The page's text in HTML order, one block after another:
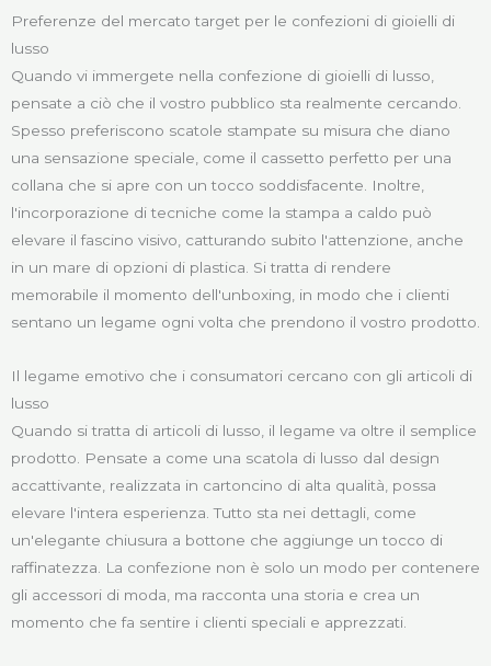
Preferenze del mercato target per le confezioni di gioielli di
lusso
Quando vi immergete nella confezione di gioielli di lusso,
pensate a ciò che il vostro pubblico sta realmente cercando.
Spesso preferiscono scatole stampate su misura che diano
una sensazione speciale, come il cassetto perfetto per una
collana che si apre con un tocco soddisfacente. Inoltre,
l'incorporazione di tecniche come la stampa a caldo può
elevare il fascino visivo, catturando subito l'attenzione, anche
in un mare di opzioni di plastica. Si tratta di rendere
memorabile il momento dell'unboxing, in modo che i clienti
sentano un legame ogni volta che prendono il vostro prodotto.
Il legame emotivo che i consumatori cercano con gli articoli di
lusso
Quando si tratta di articoli di lusso, il legame va oltre il semplice
prodotto. Pensate a come una scatola di lusso dal design
accattivante, realizzata in cartoncino di alta qualità, possa
elevare l'intera esperienza. Tutto sta nei dettagli, come
un'elegante chiusura a bottone che aggiunge un tocco di
raffinatezza. La confezione non è solo un modo per contenere
gli accessori di moda, ma racconta una storia e crea un
momento che fa sentire i clienti speciali e apprezzati.